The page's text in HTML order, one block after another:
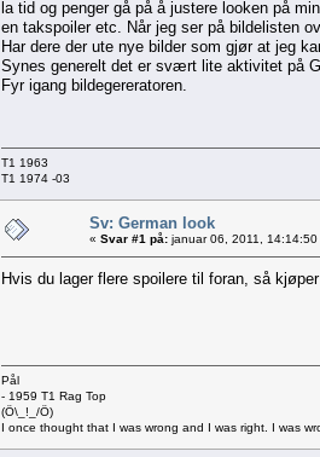
la tid og penger gå på å justere looken på
en takspoiler etc. Når jeg ser på bildelisten
Har dere der ute nye bilder som gjør at jeg
Synes generelt det er svært lite aktivitet på
Fyr igang bildegereratoren.
T1 1963
T1 1974 -03
Sv: German look
« Svar #1 på: januar 06, 2011, 14:14:50
Hvis du lager flere spoilere til foran, så
Pål
- 1959 T1 Rag Top
(Ö\_!_/Ö)
I once thought that I was wrong and I was right. I was